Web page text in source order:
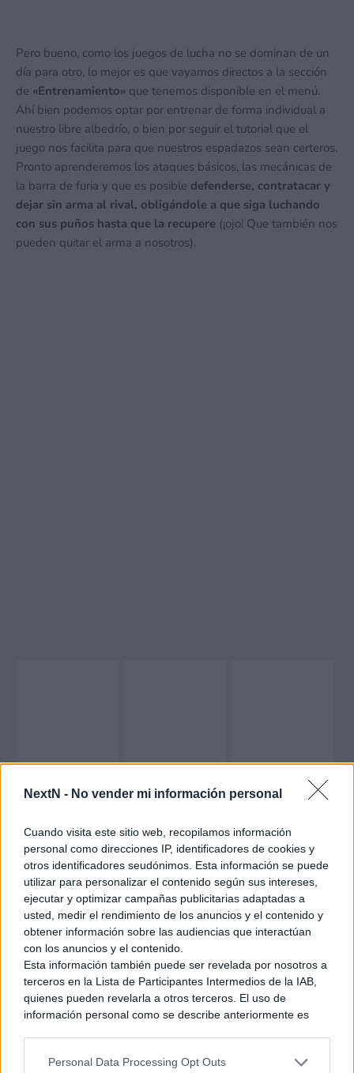
NextN - No vender mi información personal
Cuando visita este sitio web, recopilamos información
personal como direcciones IP, identificadores de cookies y
otros identificadores seudónimos. Esta información se puede
utilizar para personalizar el contenido según sus intereses,
ejecutar y optimizar campañas publicitarias adaptadas a
usted, medir el rendimiento de los anuncios y el contenido y
obtener información sobre las audiencias que interactúan
con los anuncios y el contenido.
Esta información también puede ser revelada por nosotros a
terceros en la Lista de Participantes Intermedios de la IAB,
quienes pueden revelarla a otros terceros. El uso de
información personal como se describe anteriormente es
generamos contenido relevante para nuestra audiencia.
Personal Data Processing Opt Outs
Pero bueno, como los juegos de lucha no se dominan de un
día para otro, lo mejor es que vayamos directos a la sección
de «Entrenamiento» que tenemos disponible en el menú.
Ahí bien podemos optar por entrenar de forma individual a
nuestro libre albedrío, o bien por seguir el tutorial que el
juego nos facilita para que nuestros espadazos sean certeros.
Pronto aprenderemos los ataques básicos, las mecánicas de
la barra de furia y que es posible defenderse, contratacar y
dejar sin arma al rival, obligándole a que siga luchando
con sus puños hasta que la recupere (¡ojo! Que también nos
pueden quitar el arma a nosotros).
Optemos por lo que optemos, pronto nos percataremos que
Es decir, hay una serie de comandos fijos con los que se
ejecutan los movimientos de cualquiera de los personajes del
plantel del título. En todos los juegos de lucha hay
comandos que son fijos e iguales para todos los personajes,
como son los golpes de puño (en este caso ataques básicos
con el arma) y las patadas. Sin embargo, en muchos de ellos,
cada personaje tiene sus propios combos (orden en el que
pulsar los botones) para ejecutar habilidades más
avanzadas. En Samurai Shodown no.Las sucesiones de
botones son las mismas para ejecutar todos los
Haohmaru, usamos la misma secuencia de botones que para